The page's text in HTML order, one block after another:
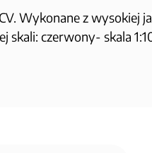
Wykonane z wysokiej
skali: czerwony- skala